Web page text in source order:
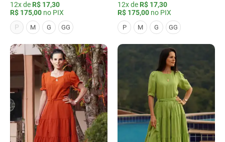
12x de R$ 17,30
R$ 175,00 no PIX
P
M G GG
12x de R$ 17,30
R$ 175,00 no PIX
P M G GG